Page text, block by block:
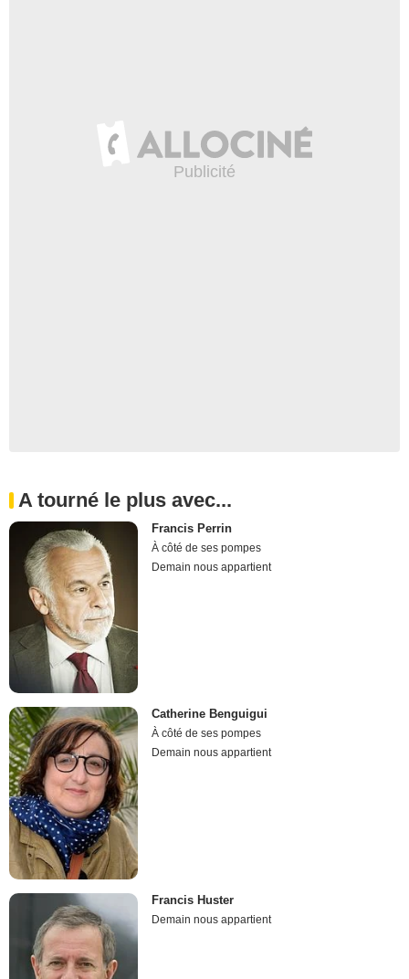
A tourné le plus avec...
Francis Perrin
À côté de ses pompes
Demain nous appartient
Catherine Benguigui
À côté de ses pompes
Demain nous appartient
Francis Huster
Demain nous appartient